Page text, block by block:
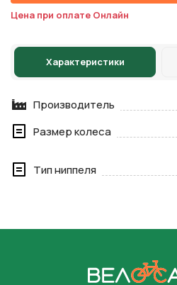
Цена при оплате Онлайн
Характеристики
Производитель
Размер колеса
Тип ниппеля